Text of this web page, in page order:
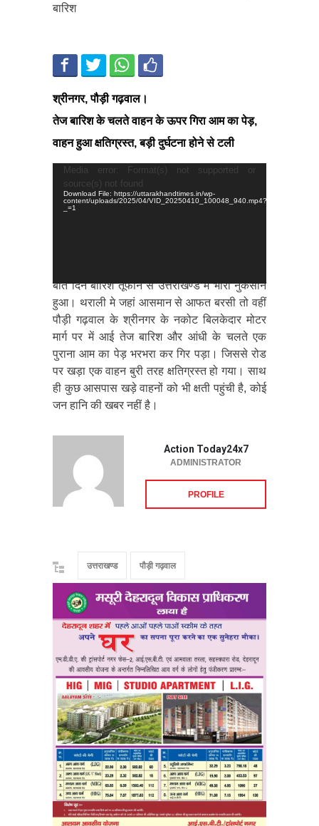
बारिश
श्रीनगर, पौड़ी गढ़वाल।
तेज बारिश के चलते वाहन के ऊपर गिरा आम का पेड़,
वाहन हुआ क्षतिग्रस्त, बड़ी दुर्घटना होने से टली
Video
Player
Media error: Format(s) not supported or
source(s) not found
Download File: https://uttarakhandtimes.in/wp-
content/uploads/2025/04/VID_20250410_100048_940.mp4?
_=1
बीते दिन बारिश तूफान से उत्तराखण्ड में भारी नुकसान
हुआ। थराली मे जहां आसमान से आफत बरसी तो‌ वहीं
पौड़ी गढ़वाल के श्रीनगर के नकोट बिलकेदार मोटर
मार्ग पर में आई तेज बारिश और आंधी के चलते एक
पुराना आम का पेड़ भरभरा कर गिर पड़ा। जिससे रोड
पर खड़ा एक वाहन बुरी तरह क्षतिग्रस्त हो गया। साथ
ही कुछ आसपास खड़े वाहनों को भी क्षती पहुंची है, कोई
जन हानि‌ की‌ खबर नहीं है।
Action Today24x7
ADMINISTRATOR
PROFILE
उत्तराखण्ड पौड़ी गढ़वाल